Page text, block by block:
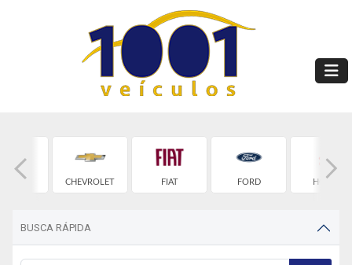
BYD
CHEVROLET
FIAT FORD HONDA
BUSCA RÁPIDA